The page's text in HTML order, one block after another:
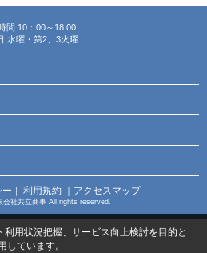
間:10：00～18:00
:水曜・第2、3火曜
ー ｜ 利用規約 ｜アクセスマップ
社共立商事 All rights reserved.
用状況把握、サービス向上検討を目的と
しています。